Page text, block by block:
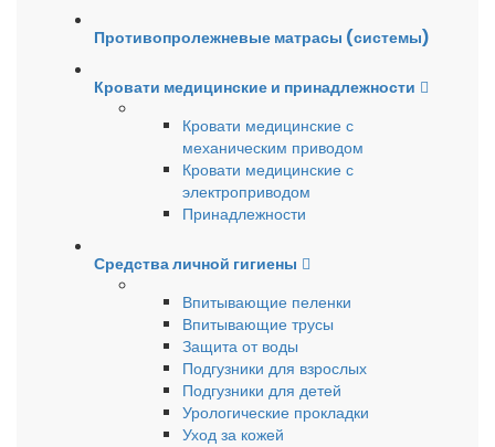
Противопролежневые матрасы (системы)
Кровати медицинские и принадлежности
Кровати медицинские с
механическим приводом
Кровати медицинские с
электроприводом
Принадлежности
Средства личной гигиены
Впитывающие пеленки
Впитывающие трусы
Защита от воды
Подгузники для взрослых
Подгузники для детей
Урологические прокладки
Уход за кожей